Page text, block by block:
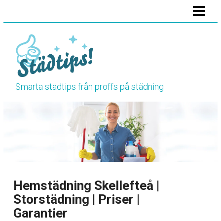
STÄDA KÖKET
STÄDA TOALETTEN
Smarta städtips från proffs på städning
Hemstädning Skellefteå |
Storstädning | Priser |
Garantier